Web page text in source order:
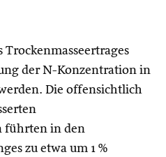
der N-Konzentration in
Die offensichtlich
führten in den
zu etwa um 1 %